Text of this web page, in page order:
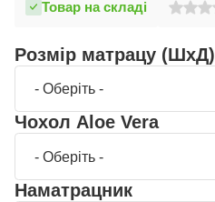
Товар на складі
Розмір матрацу (ШхД)
- Оберіть -
Чохол Aloe Vera
- Оберіть -
Наматрацник